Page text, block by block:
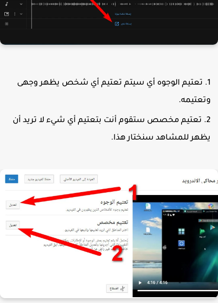
تعتيم الوجوه أي سيتم تعتيم أي شخص يظهر وجهى
تعتيم مخصص ستقوم أنت بتعتيم أي شيء لا تريد أن
للمشاهد سنختار هذا.